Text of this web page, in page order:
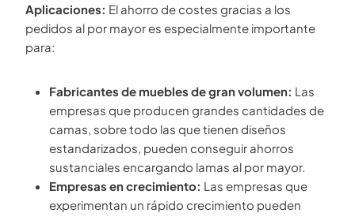
Aplicaciones: El ahorro de costes gracias a los
pedidos al por mayor es especialmente importante
para:
Fabricantes de muebles de gran volumen: Las
empresas que producen grandes cantidades de
camas, sobre todo las que tienen diseños
estandarizados, pueden conseguir ahorros
sustanciales encargando lamas al por mayor.
Empresas en crecimiento: Las empresas que
experimentan un rápido crecimiento pueden